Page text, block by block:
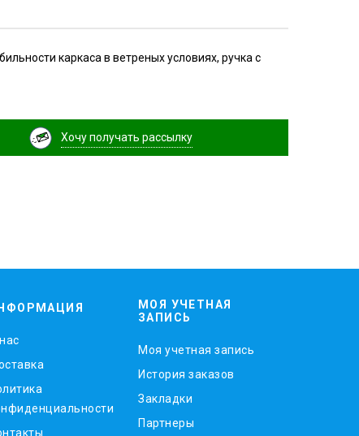
каркаса в ветреных условиях, ручка с
Хочу получать рассылку
МОЯ УЧЕТНАЯ
ЗАПИСЬ
Моя учетная запись
История заказов
Закладки
Партнеры